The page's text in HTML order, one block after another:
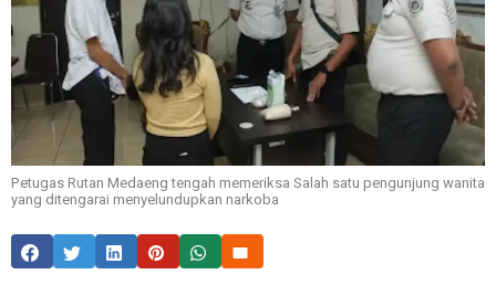
Petugas Rutan Medaeng tengah memeriksa Salah satu pengunjung wanita
yang ditengarai menyelundupkan narkoba